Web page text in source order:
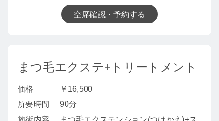
空席確認・予約する
まつ毛エクステ+トリートメント
価格
￥16,500
所要時間
90分
施術内容
まつ毛エクステンション(つけかえ)+ス